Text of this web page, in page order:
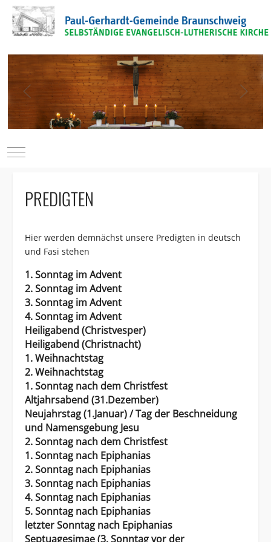
Mobile Menu Toggle
PREDIGTEN
Hier werden demnächst unsere Predigten in deutsch
und Fasi stehen
1. Sonntag im Advent
2. Sonntag im Advent
3. Sonntag im Advent
4. Sonntag im Advent
Heiligabend (Christvesper)
Heiligabend (Christnacht)
1. Weihnachtstag
2. Weihnachtstag
1. Sonntag nach dem Christfest
Altjahrsabend (31.Dezember)
Neujahrstag (1.Januar) / Tag der Beschneidung
und Namensgebung Jesu
2. Sonntag nach dem Christfest
1. Sonntag nach Epiphanias
2. Sonntag nach Epiphanias
3. Sonntag nach Epiphanias
4. Sonntag nach Epiphanias
5. Sonntag nach Epiphanias
letzter Sonntag nach Epiphanias
Septuagesimae (3. Sonntag vor der